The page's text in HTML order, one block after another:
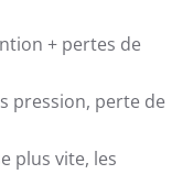
+ pertes de
pression, perte de
plus vite, les